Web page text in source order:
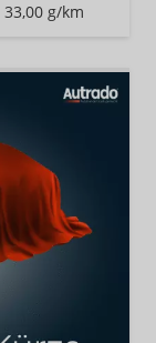
33,00 g/km